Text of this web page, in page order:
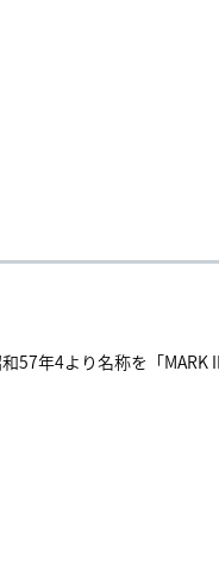
年4より名称を「MARK